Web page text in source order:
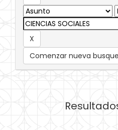
Comenzar nueva